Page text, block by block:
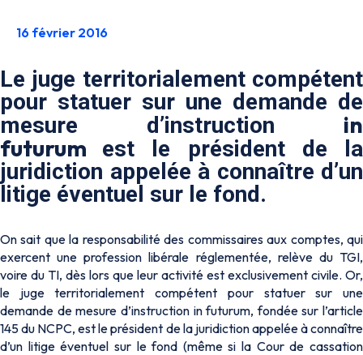
16 février 2016
Le juge territorialement compétent
pour statuer sur une demande de
mesure d’instruction in
futurum est le président de la
juridiction appelée à connaître d’un
litige éventuel sur le fond.
On sait que la responsabilité des commissaires aux comptes, qui
exercent une profession libérale réglementée, relève du TGI,
voire du TI, dès lors que leur activité est exclusivement civile. Or,
le juge territorialement compétent pour statuer sur une
demande de mesure d’instruction in futurum, fondée sur l’article
145 du NCPC, est le président de la juridiction appelée à connaître
d’un litige éventuel sur le fond (même si la Cour de cassation